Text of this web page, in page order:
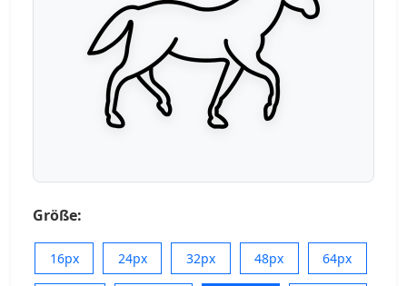
Größe:
16px 24px 32px 48px 64px